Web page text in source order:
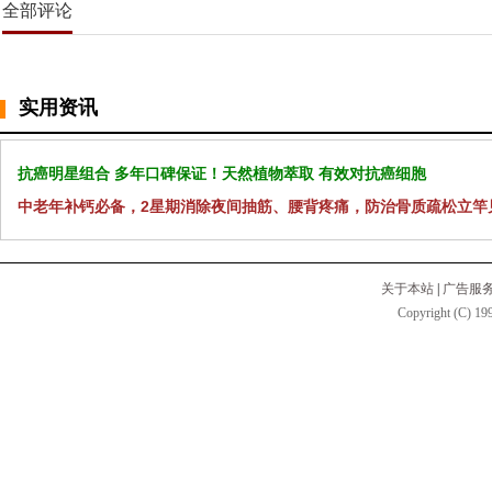
全部评论
实用资讯
抗癌明星组合 多年口碑保证！天然植物萃取 有效对抗癌细胞
中老年补钙必备，2星期消除夜间抽筋、腰背疼痛，防治骨质疏松立竿
关于本站
广告服
Copyright (C)